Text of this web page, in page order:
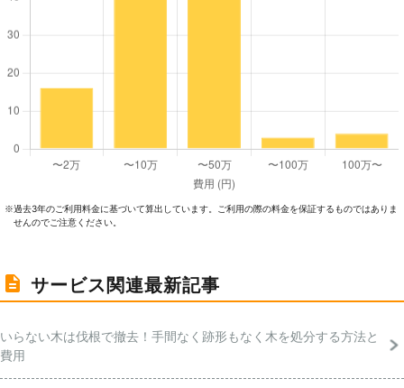
※過去3年のご利⽤料⾦に基づいて算出しています。ご利⽤の際の料⾦を保証するものではありま
せんのでご注意ください。
サービス関連最新記事
いらない木は伐根で撤去！手間なく跡形もなく木を処分する方法と
費用